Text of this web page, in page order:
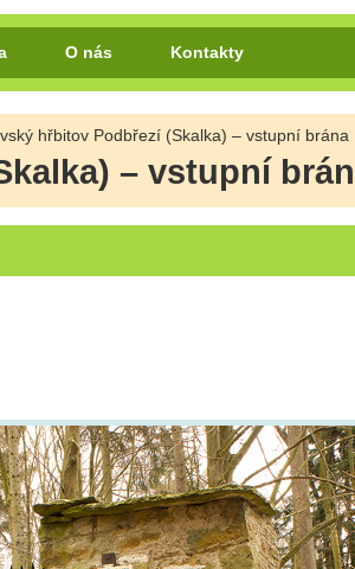
O nás Kontakty
hřbitov Podbřezí (Skalka) – vstupní brána
– vstupní